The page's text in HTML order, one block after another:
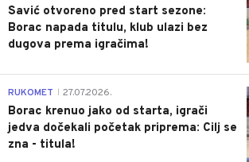
Savić otvoreno pred start sezone:
Borac napada titulu, klub ulazi bez
dugova prema igračima!
RUKOMET 27.07.2026.
Borac krenuo jako od starta, igrači
jedva dočekali početak priprema: Cilj se
zna - titula!